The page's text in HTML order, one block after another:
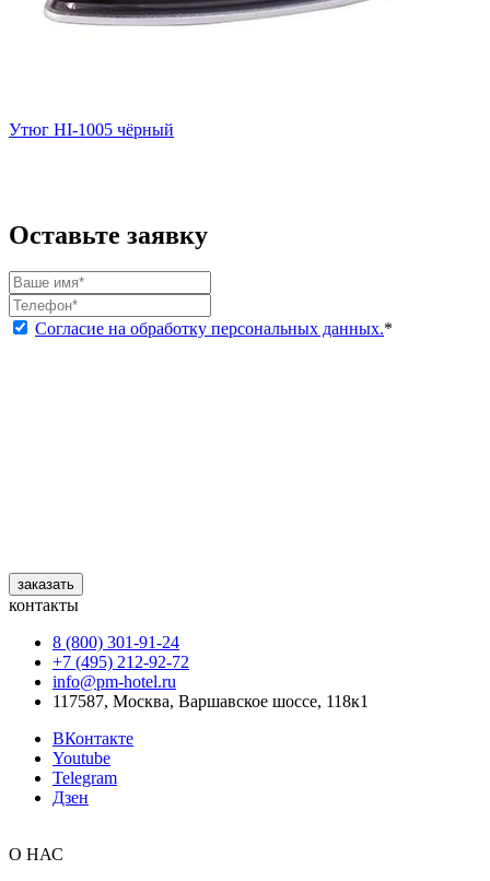
Утюг HI-1005 чёрный
Оставьте заявку
Согласие на обработку персональных данных.*
заказать
контакты
8 (800) 301‑91‑24
+7 (495) 212‑92‑72
info@pm-hotel.ru
117587, Москва, Варшавское шоссе, 118к1
ВКонтакте
Youtube
Telegram
Дзен
О НАС